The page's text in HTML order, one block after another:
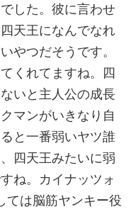
した。彼に言わせ
天王になんでなれ
やつだそうです。
くれてますね。四
いと主人公の成長
マンがいきなり自
と一番弱いヤツ誰
四天王みたいに弱
ね。カイナッツォ
ては脳筋ヤンキー役